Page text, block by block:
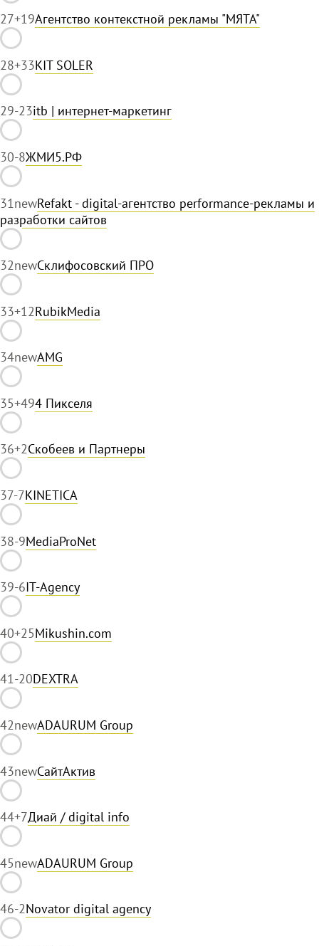
27+19Агентство контекстной рекламы "МЯТА"
28+33KIT SOLER
29-23itb | интернет-маркетинг
30-8ЖМИ5.РФ
31 newRefakt - digital-агентство performance-рекламы и
разработки сайтов
32newСклифосовский ПРО
33+12RubikMedia
34newAMG
35+494 Пикселя
36+2Скобеев и Партнеры
37-7KINETICA
38-9MediaProNet
39-6IT-Agency
40+25Mikushin.com
41-20DEXTRA
42newADAURUM Group
43newСайтАктив
44+7Диай / digital info
45newADAURUM Group
46-2Novator digital agency